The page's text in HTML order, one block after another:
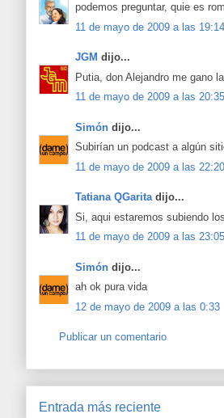
podemos preguntar, quie es
11 de mayo de 2009 a las 19:14
JGM dijo...
Putia, don Alejandro me gano
11 de mayo de 2009 a las 20:35
Simón dijo...
Subirían un podcast a algún
11 de mayo de 2009 a las 22:20
Tatiana QGaritadijo...
Si, aqui estaremos subiendo
11 de mayo de 2009 a las 23:05
Simón dijo...
ah ok pura vida
12 de mayo de 2009 a las 0:33
Publicar un comentario
Entrada más reciente